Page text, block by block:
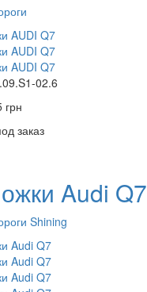
02.6
грн
заказ
Audi Q7
Shining